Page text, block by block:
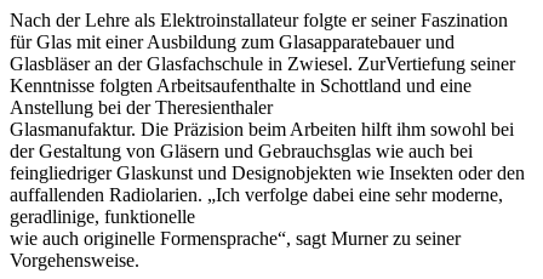
Nach der Lehre als Elektroinstallateur folgte er seiner Faszination
für Glas mit einer Ausbildung zum Glasapparatebauer und
Glasbläser an der Glasfachschule in Zwiesel. ZurVertiefung seiner
Kenntnisse folgten Arbeitsaufenthalte in Schottland und eine
Anstellung bei der Theresienthaler
Glasmanufaktur. Die Präzision beim Arbeiten hilft ihm sowohl bei
der Gestaltung von Gläsern und Gebrauchsglas wie auch bei
feingliedriger Glaskunst und Designobjekten wie Insekten oder den
auffallenden Radiolarien. „Ich verfolge dabei eine sehr moderne,
geradlinige, funktionelle
wie auch originelle Formensprache“, sagt Murner zu seiner
Vorgehensweise.